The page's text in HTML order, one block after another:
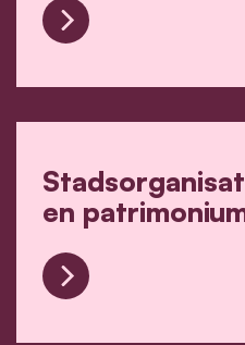
Vrije tijd : sport,
en
Stadsorganisatie,